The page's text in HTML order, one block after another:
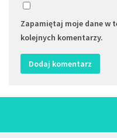
Zapamiętaj moje dane w
kolejnych komentarzy.